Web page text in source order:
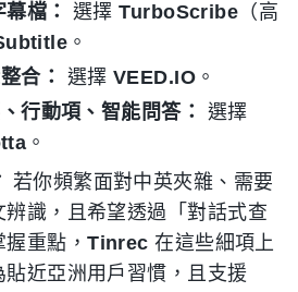
檔：
選擇TurboScribe （高
。
合：
選擇 VEED.IO 。
行動項、智能問答：
選擇
。
若你頻繁面對中英夾雜、需要
辨識，且希望透過「對話式查
握重點，Tinrec 在這些細項上
貼近亞洲用戶習慣，且支援